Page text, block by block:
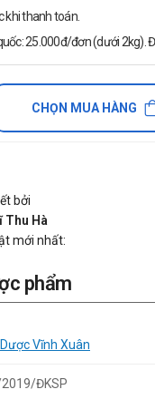
khi thanh toán.
25.000đ/đơn (dưới 2kg).
CHỌN MUA HÀNG
bởi
Thu Hà
mới nhất:
phẩm
Vĩnh Xuân
ĐKSP